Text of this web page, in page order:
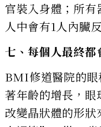
官裝入身體；所
人中會有1人內臟
七、每個人最終都
BMI修道醫院的眼
著年齡的增長，
改變晶狀體的形